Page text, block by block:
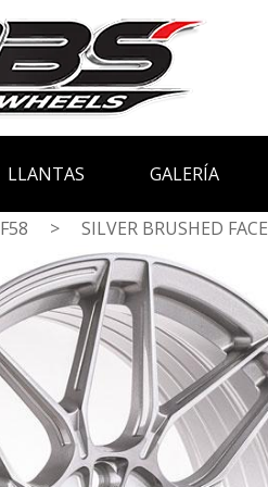
LLANTAS GALERÍA
F58 > SILVER BRUSHED FACE